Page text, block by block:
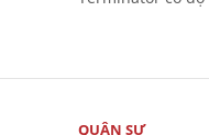
QUÂN SỰ